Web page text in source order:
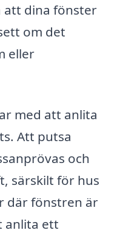
att dina fönster
om det
eller
med att anlita
Att putsa
och
särskilt för hus
där fönstren är
anlita ett